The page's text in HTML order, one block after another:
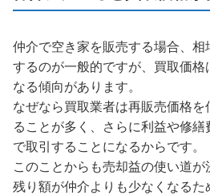
仲介で空き家を販売する場合、
するのが一般的ですが、買取価格
なる傾向があります。
なぜなら買取業者は再販売価格
ることが多く、さらに利益や修
で取引することになるからです。
このことからも売却益の使い道
残り額が仲介よりも少なくなるた